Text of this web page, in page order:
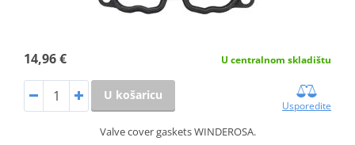
14,96 € U centralnom skladištu
U košaricu
Usporedite
Valve cover gaskets WINDEROSA.